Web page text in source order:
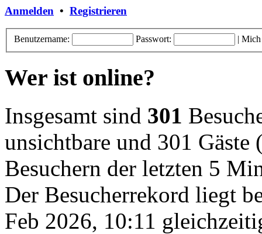
Anmelden • Registrieren
Benutzername: Passwort: | Mich
Wer ist online?
Insgesamt sind 301
unsichtbare und 301 Gäste
Besuchern der letzten 5
Der Besucherrekord liegt
Feb 2026, 10:11